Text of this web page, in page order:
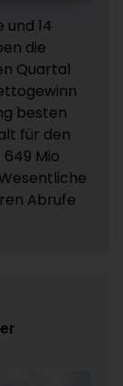
14
die
Quartal
besten
für den
Mio
Abrufe